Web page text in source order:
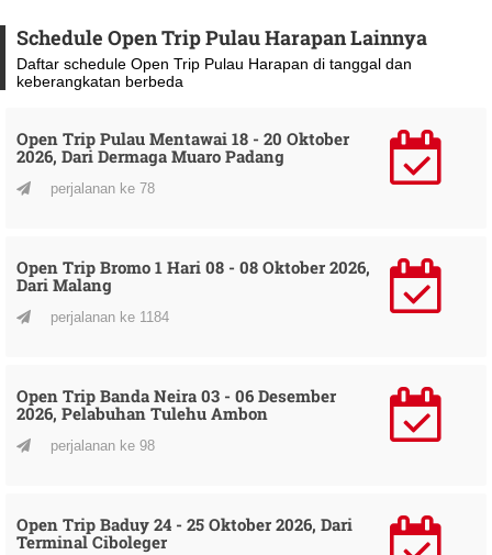
Schedule Open Trip Pulau Harapan Lainnya
Daftar schedule Open Trip Pulau Harapan di tanggal dan
keberangkatan berbeda
Open Trip Pulau Mentawai 18 - 20 Oktober
2026, Dari Dermaga Muaro Padang
perjalanan ke 78
Open Trip Bromo 1 Hari 08 - 08 Oktober 2026,
Dari Malang
perjalanan ke 1184
Open Trip Banda Neira 03 - 06 Desember
2026, Pelabuhan Tulehu Ambon
perjalanan ke 98
Open Trip Baduy 24 - 25 Oktober 2026, Dari
Terminal Ciboleger